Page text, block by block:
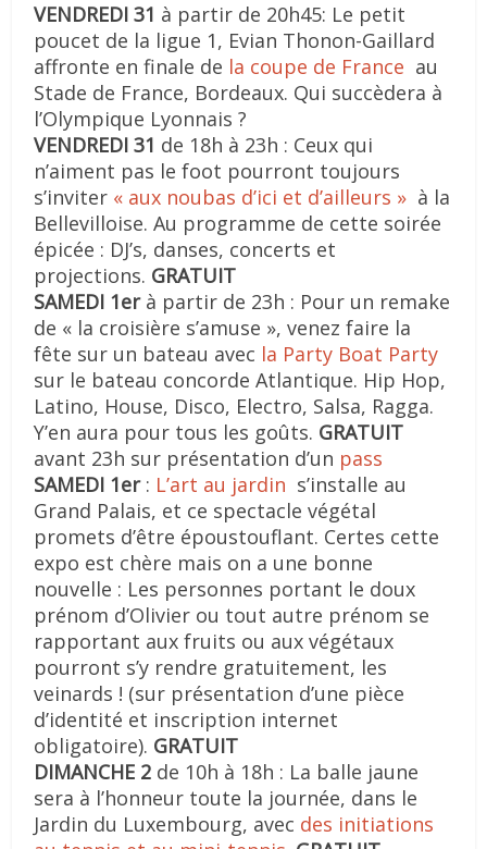
VENDREDI 31 à partir de 20h45: Le petit
poucet de la ligue 1, Evian Thonon-Gaillard
affronte en finale de la coupe de France au
Stade de France, Bordeaux. Qui succèdera à
l’Olympique Lyonnais ?
VENDREDI 31 de 18h à 23h : Ceux qui
n’aiment pas le foot pourront toujours
s’inviter « aux noubas d’ici et d’ailleurs » à la
Bellevilloise. Au programme de cette soirée
épicée : DJ’s, danses, concerts et
projections. GRATUIT
SAMEDI 1erà partir de 23h : Pour un remake
de « la croisière s’amuse », venez faire la
fête sur un bateau avec la Party Boat Party
sur le bateau concorde Atlantique. Hip Hop,
Latino, House, Disco, Electro, Salsa, Ragga.
Y’en aura pour tous les goûts. GRATUIT
avant 23h sur présentation d’un pass
SAMEDI 1er: L’art au jardin s’installe au
Grand Palais, et ce spectacle végétal
promets d’être époustouflant. Certes cette
expo est chère mais on a une bonne
nouvelle : Les personnes portant le doux
prénom d’Olivier ou tout autre prénom se
rapportant aux fruits ou aux végétaux
pourront s’y rendre gratuitement, les
veinards ! (sur présentation d’une pièce
d’identité et inscription internet
obligatoire). GRATUIT
DIMANCHE 2 de 10h à 18h : La balle jaune
sera à l’honneur toute la journée, dans le
Jardin du Luxembourg, avec des initiations